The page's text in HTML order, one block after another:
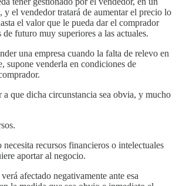
el vendedor tratará de aumentar el precio lo
el valor que le pueda dar el comprador
de futuro muy superiores a las actuales.
una empresa cuando la falta de relevo en
supone venderla en condiciones de
a que dicha circunstancia sea obvia, y mucho
recursos financieros o intelectuales
aportar al negocio.
afectado negativamente ante esa